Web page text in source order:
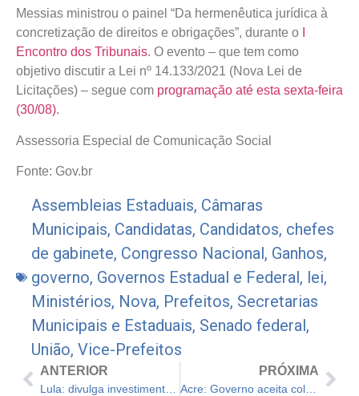
Messias ministrou o painel “Da hermenêutica jurídica à
concretização de direitos e obrigações”, durante o
Encontro dos Tribunais. O evento – que tem como
objetivo discutir a Lei nº 14.133/2021 (Nova Lei de
Licitações) – segue com programação até esta sexta-feira
(30/08).
Assessoria Especial de Comunicação Social
Fonte: Gov.br
Assembleias Estaduais, Câmaras
Municipais, Candidatas, Candidatos, chefes
de gabinete, Congresso Nacional, Ganhos,
governo, Governos Estadual e Federal, lei,
Ministérios, Nova, Prefeitos, Secretarias
Municipais e Estaduais, Senado federal,
União, Vice-Prefeitos
ANTERIOR PRÓXIMA
Acre: Governo aceita colocação do programa Família Acolhedora em municípios